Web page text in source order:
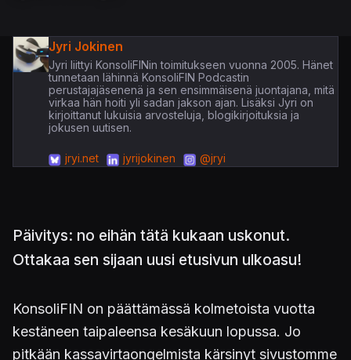
Jyri Jokinen
Jyri liittyi KonsoliFINin toimitukseen vuonna 2005. Hänet
tunnetaan lähinnä KonsoliFIN Podcastin
perustajajäsenenä ja sen ensimmäisenä juontajana, mitä
virkaa hän hoiti yli sadan jakson ajan. Lisäksi Jyri on
kirjoittanut lukuisia arvosteluja, blogikirjoituksia ja
jokusen uutisen.
jryi.net jyrijokinen @jryi
Päivitys: no eihän tätä kukaan uskonut.
Ottakaa sen sijaan uusi etusivun ulkoasu!
KonsoliFIN on päättämässä kolmetoista vuotta
kestäneen taipaleensa kesäkuun lopussa. Jo
pitkään kassavirtaongelmista kärsinyt sivustomme